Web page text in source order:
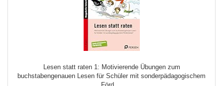
Lesen statt raten 1: Motivierende Übungen zum
buchstabengenauen Lesen für Schüler mit sonderpädagogischem